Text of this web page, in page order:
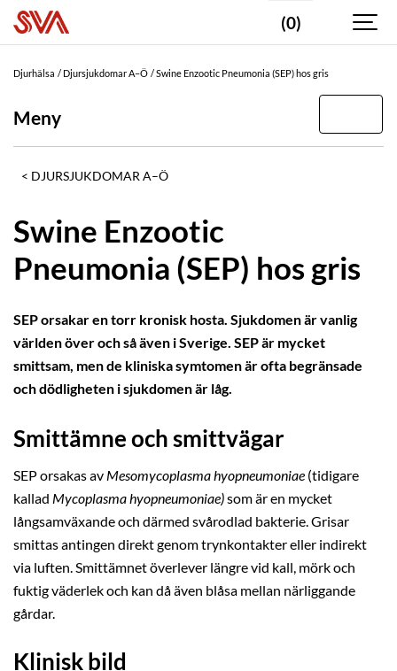
(0)
Djurhälsa Djursjukdomar A–Ö Swine Enzootic Pneumonia (SEP) hos gris
Meny
DJURSJUKDOMAR A–Ö
Swine Enzootic
Pneumonia (SEP) hos gris
SEP orsakar en torr kronisk hosta. Sjukdomen är vanlig
världen över och så även i Sverige. SEP är mycket
smittsam, men de kliniska symtomen är ofta begränsade
och dödligheten i sjukdomen är låg.
Smittämne och smittvägar
SEP orsakas av Mesomycoplasma hyopneumoniae (tidigare
kallad Mycoplasma hyopneumoniae)som är en mycket
långsamväxande och därmed svårodlad bakterie. Grisar
smittas antingen direkt genom trynkontakter eller indirekt
via luften. Smittämnet överlever längre vid kall, mörk och
fuktig väderlek och kan då även blåsa mellan närliggande
gårdar.
Klinisk bild